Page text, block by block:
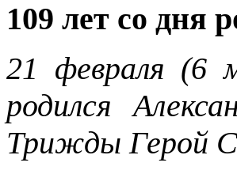
109 лет со
21 февраля (6
родился
Трижды Герой